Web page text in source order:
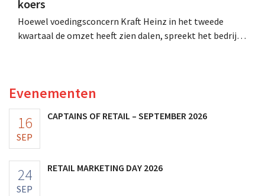
koers
Hoewel voedingsconcern Kraft Heinz in het tweede
kwartaal de omzet heeft zien dalen, spreekt het bedrijf
Evenementen
16
SEP
CAPTAINS OF RETAIL – SEPTEMBER 2026
24
SEP
RETAIL MARKETING DAY 2026